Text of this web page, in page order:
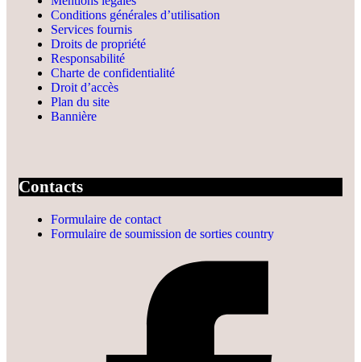
Conditions générales d’utilisation
Services fournis
Droits de propriété
Responsabilité
Charte de confidentialité
Droit d’accès
Plan du site
Bannière
Contacts
Formulaire de contact
Formulaire de soumission de sorties country